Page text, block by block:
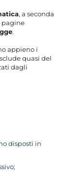
, a seconda
pagine
.
appieno i
quasi del
dagli
disposti in